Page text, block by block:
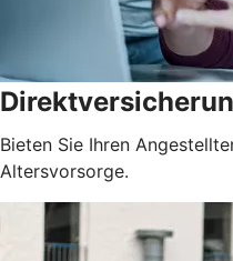
Bieten Sie Ihren
Altersvorsorge.